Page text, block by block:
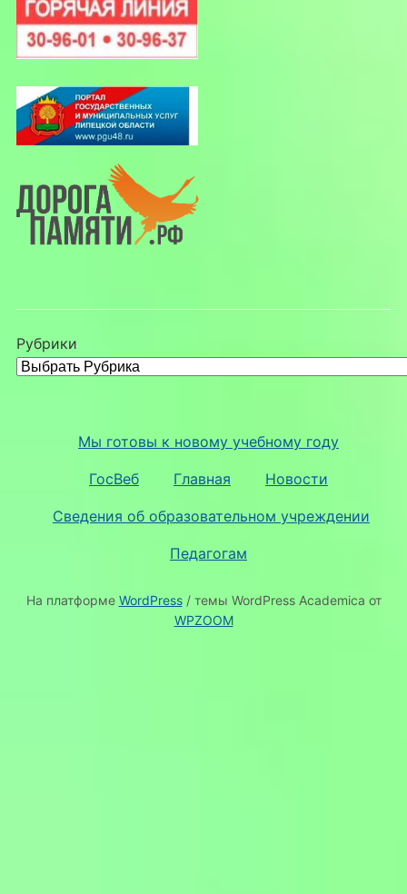
Рубрики
Мы готовы к новому учебному году
ГосВеб Главная Новости
Сведения об образовательном учреждении
Педагогам
На платформе WordPress/ темы WordPress Academica от
WPZOOM